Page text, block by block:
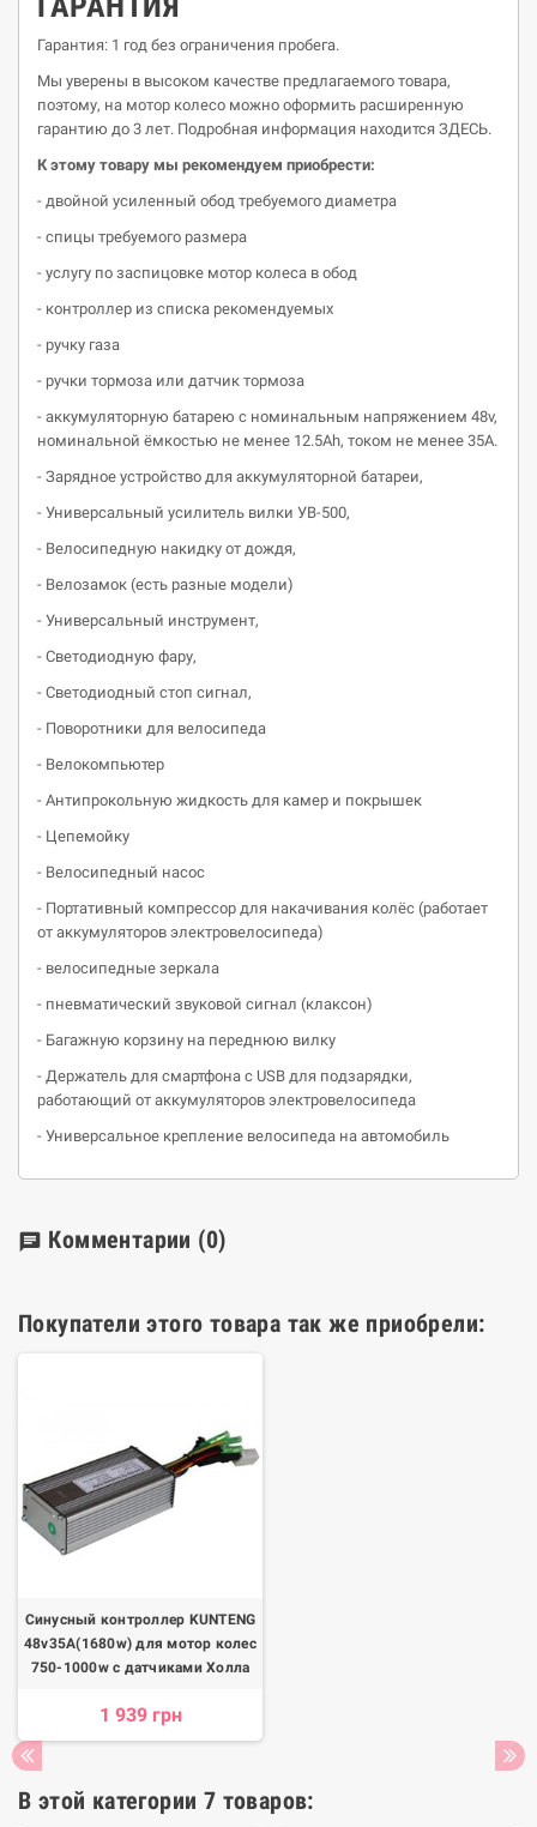
Гарантия: 1 год без ограничения пробега.
Мы уверены в высоком качестве предлагаемого товара,
поэтому, на мотор колесо можно оформить расширенную
гарантию до 3 лет. Подробная информация находится ЗДЕСЬ.
К этому товару мы рекомендуем приобрести:
- двойной усиленный обод требуемого диаметра
- спицы требуемого размера
- услугу по заспицовке мотор колеса в обод
- контроллер из списка рекомендуемых
- ручку газа
- ручки тормоза или датчик тормоза
- аккумуляторную батарею c номинальным напряжением 48v,
номинальной ёмкостью не менее 12.5Ah, током не менее 35A.
- Зарядное устройство для аккумуляторной батареи,
- Универсальный усилитель вилки УВ-500,
- Велосипедную накидку от дождя,
- Велозамок (есть разные модели)
- Универсальный инструмент,
- Светодиодную фару,
- Cветодиодный стоп сигнал,
- Поворотники для велосипеда
- Велокомпьютер
- Антипрокольную жидкость для камер и покрышек
- Цепемойку
- Велосипедный насос
- Портативный компрессор для накачивания колёс (работает
от аккумуляторов электровелосипеда)
- велосипедные зеркала
- пневматический звуковой сигнал (клаксон)
- Багажную корзину на переднюю вилку
- Держатель для смартфона с USB для подзарядки,
работающий от аккумуляторов электровелосипеда
- Универсальное крепление велосипеда на автомобиль
chat Комментарии (0)
Покупатели этого товара так же приобрели:
Синусный контроллер KUNTENG
48v35A(1680w) для мотор колес
750-1000w с датчиками Холла
1 939 грн
В этой категории 7 товаров: